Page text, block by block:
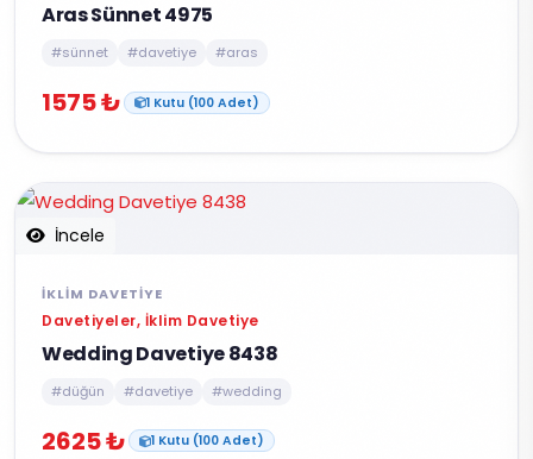
Aras Sünnet 4975
#sünnet #davetiye #aras
1575 ₺ 1 Kutu (100 Adet)
İncele
İKLIM DAVETIYE
Davetiyeler, İklim Davetiye
Wedding Davetiye 8438
#düğün #davetiye #wedding
2625 ₺ 1 Kutu (100 Adet)